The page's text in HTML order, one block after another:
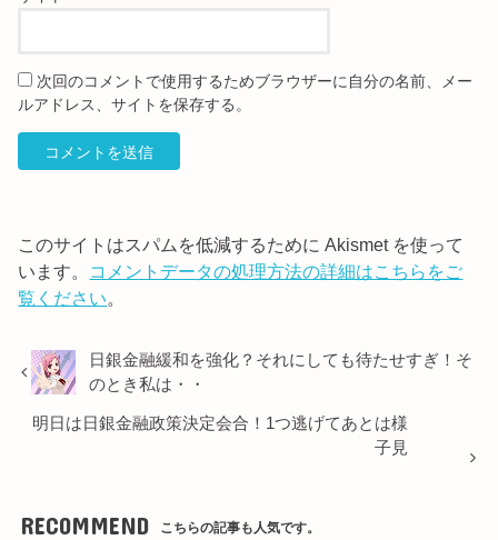
次回のコメントで使用するためブラウザーに自分の名前、メー
ルアドレス、サイトを保存する。
このサイトはスパムを低減するために Akismet を使って
います。 コメントデータの処理方法の詳細はこちらをご
覧ください。
日銀金融緩和を強化？それにしても待たせすぎ！そ
のとき私は・・
明日は日銀金融政策決定会合！1つ逃げてあとは様
子見
RECOMMEND こちらの記事も人気です。